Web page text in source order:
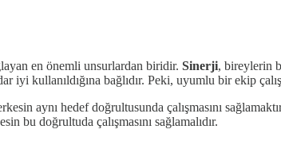
en önemli unsurlardan biridir. Sinerji, bireylerin
kullanıldığına bağlıdır. Peki, uyumlu bir ekip
aynı hedef doğrultusunda çalışmasını
bu doğrultuda çalışmasını sağlamalıdır.